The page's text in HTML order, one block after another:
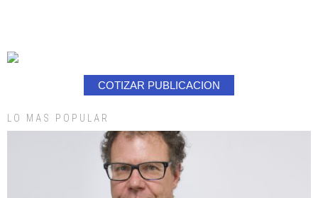
COTIZAR PUBLICACION
LO MAS POPULAR